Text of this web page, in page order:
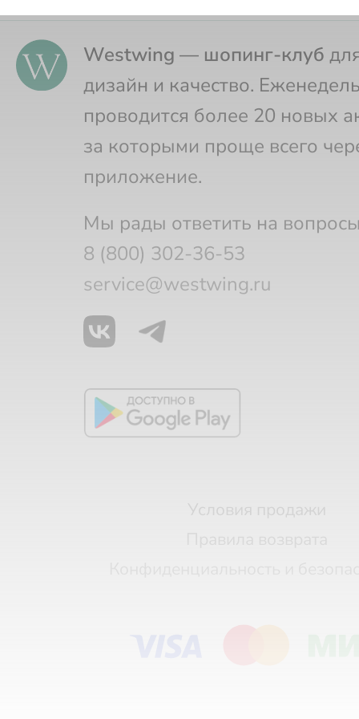
Westwing — шопинг-клуб
дизайн и качество.
проводится более 20 новых
за которыми проще всего
приложение.
Мы рады ответить на
8 (800) 302-36-53
service@westwing.ru
Условия продажи